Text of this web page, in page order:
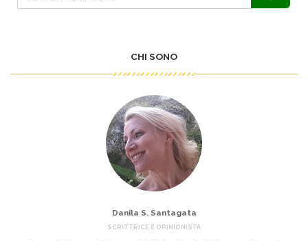
CHI SONO
Danila S. Santagata
SCRITTRICE E OPINIONISTA